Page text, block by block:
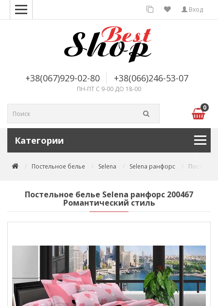
Вход
+38(067)929-02-80 +38(066)246-53-07
ПН-ПТ С 9-00 ДО 18-00
0
Категории
Постельное белье Selena Selena ранфорс
Постельное белье Selena ранфорс 200467
Романтический стиль